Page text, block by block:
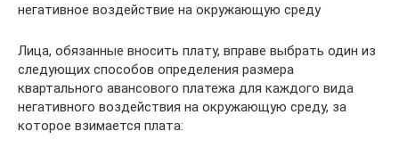
негативное воздействие на окружающую среду
Лица, обязанные вносить плату, вправе выбрать один из
следующих способов определения размера
квартального авансового платежа для каждого вида
негативного воздействия на окружающую среду, за
которое взимается плата: